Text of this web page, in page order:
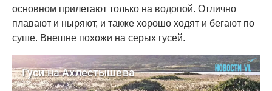
основном прилетают только на водопой. Отлично
плавают и ныряют, и также хорошо ходят и бегают по
суше. Внешне похожи на серых гусей.